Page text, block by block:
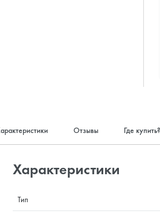
Отзывы Где купить?
Характеристики
Тип